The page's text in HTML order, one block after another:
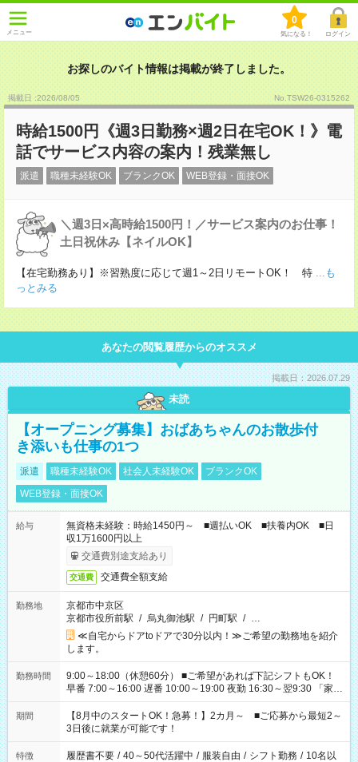
メニュー
0
気になる！ ログイン
お探しのバイト情報は掲載が終了しました。
掲載日 :2026/08/05 No.TSW26-0315262
時給1500円《週3日勤務×週2日在宅OK！》電
話でサービス内容の案内！残業無し
派遣 職種未経験OK ブランクOK WEB登録・面接OK
＼週3日×高時給1500円！／サービス案内のお仕事！
土日祝休み【ネイルOK】
【在宅勤務あり】※習熟度に応じて週1～2日リモートOK！ 特 ...も
っとみる
あなたの閲覧履歴からのオススメ
掲載日：2026.07.29
未読
【オープニング募集】おばあちゃんのお散歩付
き添いも仕事の1つ
派遣 職種未経験OK 社会人未経験OK
ブランクOK
WEB登録・面接OK
給与
無資格未経験：時給1450円～ ■週払いOK ■扶養内OK ■日
収1万1600円以上
交通費別途支給あり
交通費 交通費全額支給
勤務地
京都市中京区
京都市役所前駅 / 烏丸御池駅 / 円町駅 / …
≪自宅からドアtoドアで30分以内！≫ご希望の勤務地を紹介
します。
勤務時間
9:00～18:00（休憩60分） ■ご希望があれば下記シフトもOK！
早番 7:00～16:00 遅番 10:00～19:00 夜勤 16:30～翌9:30 「家族
と休みを合わせたい」 「余裕を持って夕飯の準備がしたい」
「できれば残業はしたくない」 など、ご希望を教えてください
ね。 ※Wワーク希望の方へ 今ご覧のお仕事で希望する勤務時間
と、もう1つのお仕事の勤務時間。 合計で週40時間を超える場
合は応募できません。
期間
【8月中のスタートOK！急募！】2カ月～ ■ご応募から最短2～
3日後に就業が可能です！
特徴 履歴書不要 / 40～50代活躍中 / 服装自由 / シフト勤務 / 10名以